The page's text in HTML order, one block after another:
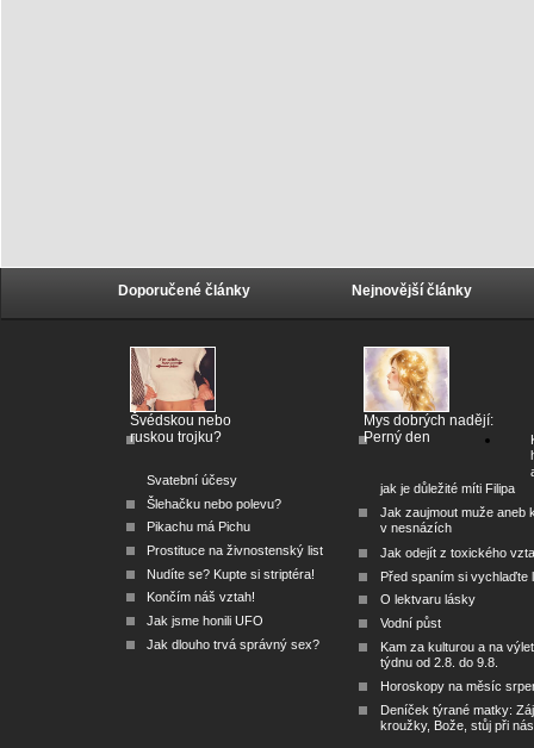
Doporučené články
Švédskou nebo
ruskou trojku?
Svatební účesy
Šlehačku nebo polevu?
Pikachu má Pichu
Prostituce na živnostenský list
Nudíte se? Kupte si striptéra!
Končím náš vztah!
Jak jsme honili UFO
Jak dlouho trvá správný sex?
Nejnovější články
Mys dobrých nadějí:
Perný den
jak je důležité míti Filipa
Jak zaujmout muže aneb
v nesnázích
Jak odejít z toxického
Před spaním si vychlaďte
O lektvaru lásky
Vodní půst
Kam za kulturou a na
týdnu od 2.8. do 9.8.
Horoskopy na měsíc
Deníček týrané matky:
kroužky, Bože, stůj při nás